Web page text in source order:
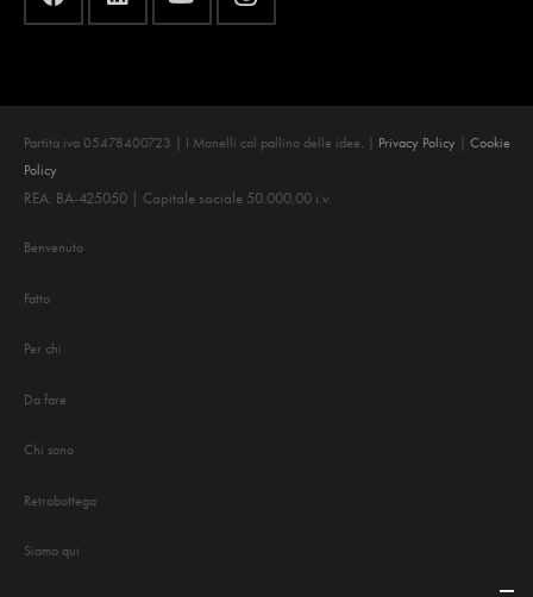
Partita iva 05478400723 | I Monelli col pallino delle idee | Privacy Policy | Cookie
Policy
REA: BA-425050 | Capitale sociale 50.000,00 i.v.
Benvenuto
Fatto
Per chi
Da fare
Chi sono
Retrobottega
Siamo qui